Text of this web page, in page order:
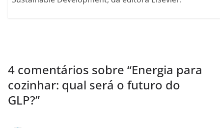
4 comentários sobre “Energia para
cozinhar: qual será o futuro do
GLP?”